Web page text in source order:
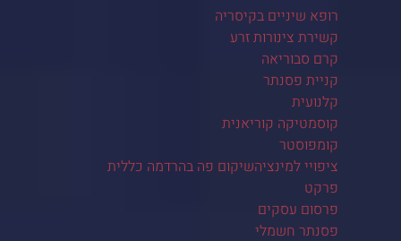
רופא שיניים בקיסריה
קשירת צינורות זרע
קרם סבוריאה
קניית פסנתר
קלנועית
קוסמטיקה קוריאנית
קומפוסטר
ציפויי למינציהשיקום פה בהרדמה כללית
פרקט
פרסום עסקים
פסנתר חשמלי